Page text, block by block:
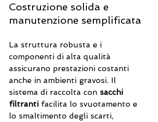
Costruzione solida e
manutenzione semplificata
La struttura robusta e i
componenti di alta qualità
assicurano prestazioni costanti
anche in ambienti gravosi. Il
sistema di raccolta con sacchi
filtranti facilita lo svuotamento e
lo smaltimento degli scarti,